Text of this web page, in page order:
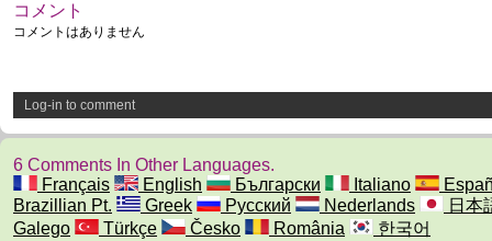
コメント
コメントはありません
Log-in to comment
6 Comments In Other Languages.
Français
English Български Italiano
Brazillian Pt.
Greek Русский Nederlands
日本
Galego
Türkçe Česko România 한국어